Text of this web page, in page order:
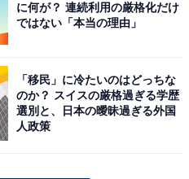
」、1位は？【2025年調査】
に何が？ 連続利用の厳格化だけ
ではない「本当の理由」
「移民」に冷たいのはどっちな
のか？ スイスの厳格過ぎる学歴
選別と、日本の曖昧過ぎる外国
人政策